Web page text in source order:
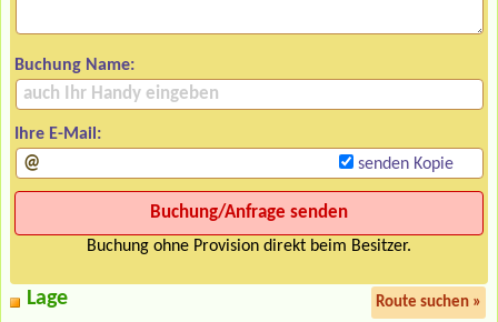
Buchung Name:
Ihre E-Mail:
senden Kopie
Buchung ohne Provision direkt beim Besitzer.
Lage Route suchen »